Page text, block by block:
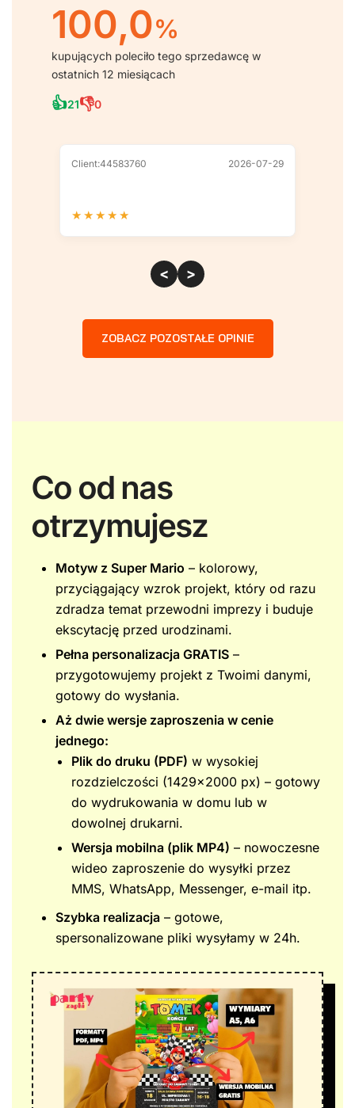
100,0%
kupujących poleciło tego sprzedawcę w
ostatnich 12 miesiącach
👍21👎0
Client:44583760 2026-07-29
★ ★ ★ ★ ★
< >
ZOBACZ POZOSTAŁE OPINIE
Co od nas
otrzymujesz
Motyw z Super Mario – kolorowy,
przyciągający wzrok projekt, który od razu
zdradza temat przewodni imprezy i buduje
ekscytację przed urodzinami.
Pełna personalizacja GRATIS –
przygotowujemy projekt z Twoimi danymi,
gotowy do wysłania.
Aż dwie wersje zaproszenia w cenie
jednego:
Plik do druku (PDF) w wysokiej
rozdzielczości (1429×2000 px) – gotowy
do wydrukowania w domu lub w
dowolnej drukarni.
Wersja mobilna (plik MP4) – nowoczesne
wideo zaproszenie do wysyłki przez
MMS, WhatsApp, Messenger, e-mail itp.
Szybka realizacja – gotowe,
spersonalizowane pliki wysyłamy w 24h.